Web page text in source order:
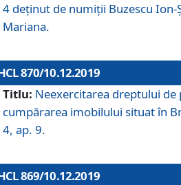
4 deţinut de numiţii Buzescu Ion-
Mariana.
870/10.12.2019
Titlu: Neexercitarea dreptului
cumpărarea imobilului situat în
4, ap. 9.
869/10.12.2019